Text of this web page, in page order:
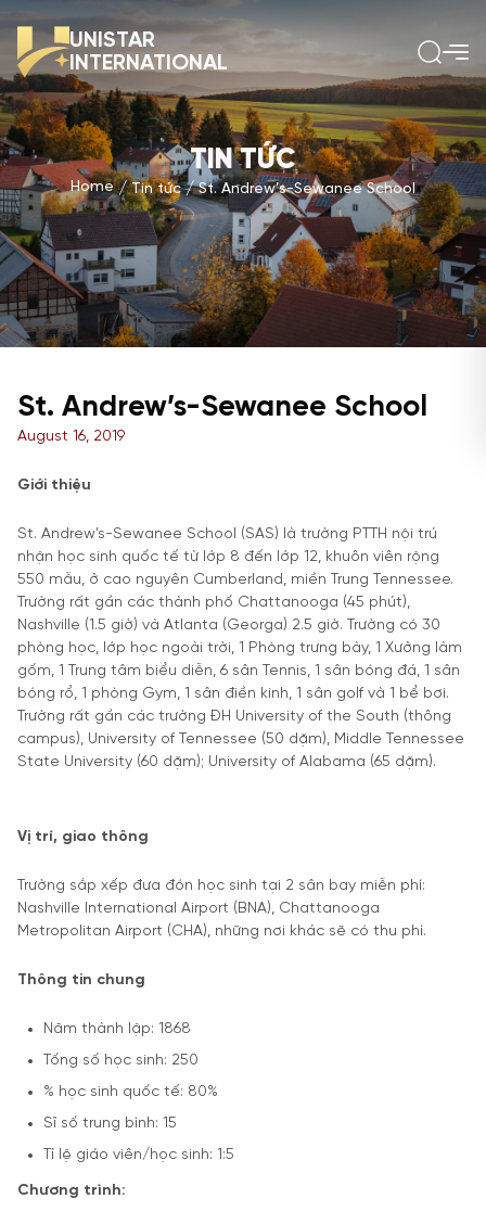
UNISTAR
INTERNATIONAL
TIN TỨC
Home Tin tức St. Andrew’s-Sewanee School
St. Andrew’s-Sewanee School
August 16, 2019
Giới thiệu
St. Andrew’s-Sewanee School (SAS) là trường PTTH nội trú
nhận học sinh quốc tế từ lớp 8 đến lớp 12, khuôn viên rộng
550 mẫu, ở cao nguyên Cumberland, miền Trung Tennessee.
Trường rất gần các thành phố Chattanooga (45 phút),
Nashville (1.5 giờ) và Atlanta (Georga) 2.5 giờ. Trường có 30
phòng học, lớp học ngoài trời, 1 Phòng trưng bày, 1 Xưởng làm
gốm, 1 Trung tâm biểu diễn, 6 sân Tennis, 1 sân bóng đá, 1 sân
bóng rổ, 1 phòng Gym, 1 sân điền kinh, 1 sân golf và 1 bể bơi.
Trường rất gần các trường ĐH University of the South (thông
campus), University of Tennessee (50 dặm), Middle Tennessee
State University (60 dặm); University of Alabama (65 dặm).
Vị trí, giao thông
Trường sắp xếp đưa đón học sinh tại 2 sân bay miễn phí:
Nashville International Airport (BNA), Chattanooga
Metropolitan Airport (CHA), những nơi khác sẽ có thu phí.
Thông tin chung
Năm thành lập: 1868
Tống số học sinh: 250
% học sinh quốc tế: 80%
Sĩ số trung bình: 15
Tỉ lệ giáo viên/học sinh: 1:5
Chương trình: